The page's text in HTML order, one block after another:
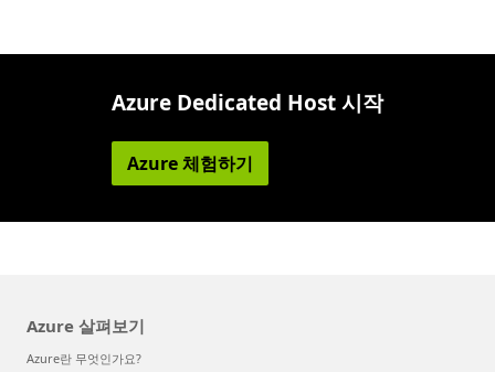
Azure Dedicated Host 시작
Azure 체험하기
Azure 살펴보기
Azure란 무엇인가요?